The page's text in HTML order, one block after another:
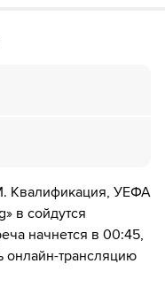
Олесен из команды
Серж
Квалификация, УЕФА
в сойдутся
начнется в 00:45,
онлайн-трансляцию